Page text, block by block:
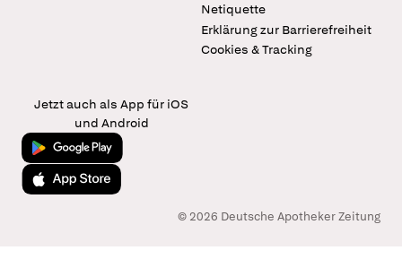
Netiquette
Erklärung zur Barrierefreiheit
Cookies & Tracking
Jetzt auch als App für iOS
und Android
Jetzt bei Google Play
Laden im App Store
© 2026 Deutsche Apotheker Zeitung